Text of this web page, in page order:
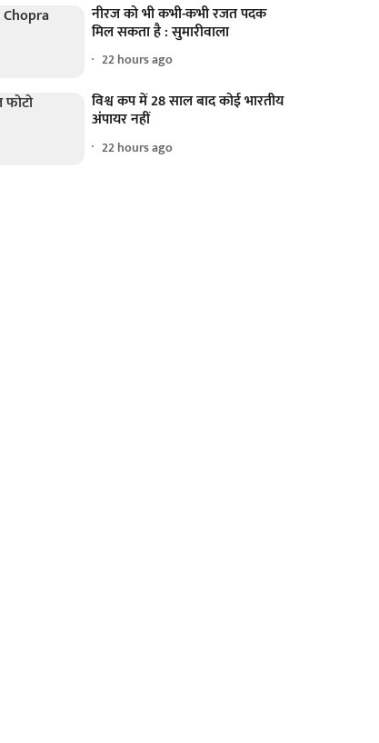
नीरज को भी कभी-कभी रजत पदक
मिल सकता है : सुमारीवाला
22 hours ago
विश्व कप में 28 साल बाद कोई भारतीय
अंपायर नहीं
22 hours ago